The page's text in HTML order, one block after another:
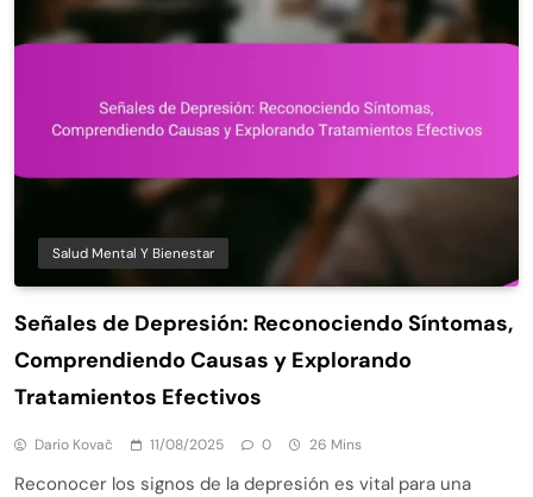
Salud Mental Y Bienestar
Señales de Depresión: Reconociendo Síntomas,
Comprendiendo Causas y Explorando
Tratamientos Efectivos
Dario Kovač 11/08/2025 0 26 Mins
Reconocer los signos de la depresión es vital para una